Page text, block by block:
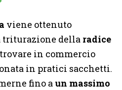
viene ottenuto
triturazione della radice
trovare in commercio
in pratici sacchetti.
fino a un massimo